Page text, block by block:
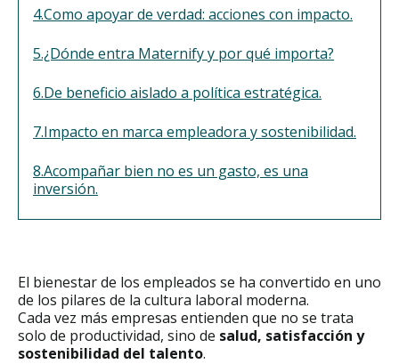
4.Como apoyar de verdad: acciones con impacto.
5.¿Dónde entra Maternify y por qué importa?
6.De beneficio aislado a política estratégica.
7.Impacto en marca empleadora y sostenibilidad.
8.Acompañar bien no es un gasto, es una
inversión.
El bienestar de los empleados se ha convertido en uno
de los pilares de la cultura laboral moderna.
Cada vez más empresas entienden que no se trata
solo de productividad, sino de salud, satisfacción y
sostenibilidad del talento.